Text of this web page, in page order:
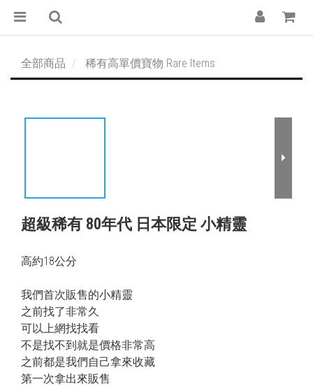
全部商品 稀有高單價寶物 Rare Items
超級稀有 80年代 日本限定 小精靈
高約18公分
我們首次販售的小精靈
之前找了非常久
可以上網找找看
不是找不到就是價格非常高
之前都是我們自己拿來收藏
第一次拿出來販售